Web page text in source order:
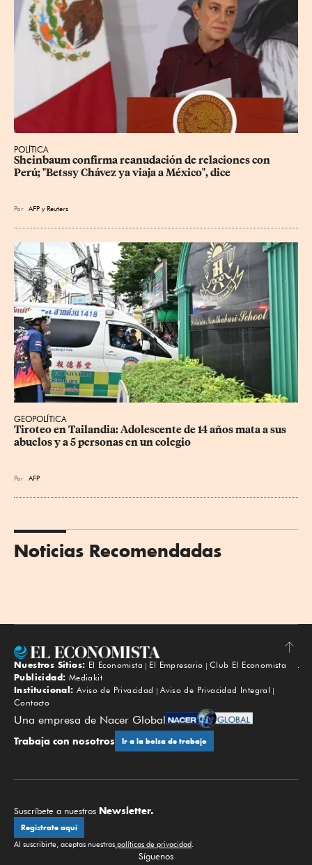
POLÍTICA
Sheinbaum confirma reanudación de relaciones con
Perú; "Betssy Chávez ya viaja a México", dice
Por AFP yReuters
GEOPOLÍTICA
Tiroteo en Tailandia: Adolescente de 14 años mata a sus
abuelos y a 5 personas en un colegio
Por AFP
Noticias Recomendadas
Subir
Nuestros Sitios: El Economista El Empresario
Club El Economista
Publicidad: Mediakit
Institucional: Aviso de Privacidad
Aviso de Privacidad Integral
Contacto
Una empresa de Nacer Global
Trabaja con nosotros Ir a la bolsa de trabajo
Suscríbete a nuestros Newsletter.
Regístrate aquí
Al suscribirte, aceptas nuestras políticas de privacidad.
Síguenos